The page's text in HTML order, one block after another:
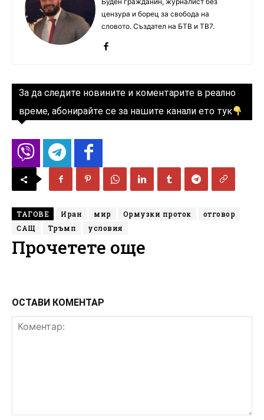
цензура и борец за свобода на
словото. Създател на БТВ и ТВ7.
За да следите новините и коментарите в реално
време, абонирайте се за нашите канали ето тук
ТАГОВЕ Иран мир Ормузки проток
отговор
САЩ
Тръмп условия
Прочетете още
ОСТАВИ КОМЕНТАР